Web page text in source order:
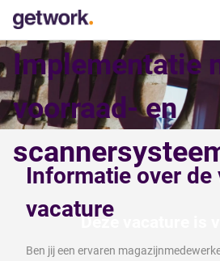
Implementatie
voorraad- en
Deze vacature is
Informatie over de
vacature
Ben jij een ervaren